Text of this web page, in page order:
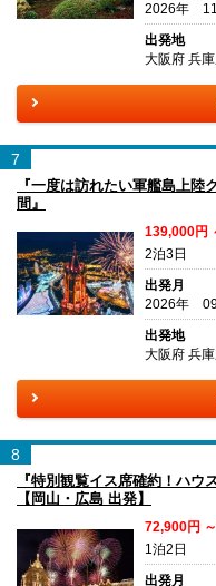
2026年 11
出発地
大阪府 兵
7
『一度は訪れたい軍艦島上陸
間』
139,000円
2泊3日
出発月
2026年
出発地
大阪府 兵
8
『特別観覧イス席確約！ハウ
【岡山・広島 出発】
72,900円
1泊2日
出発月